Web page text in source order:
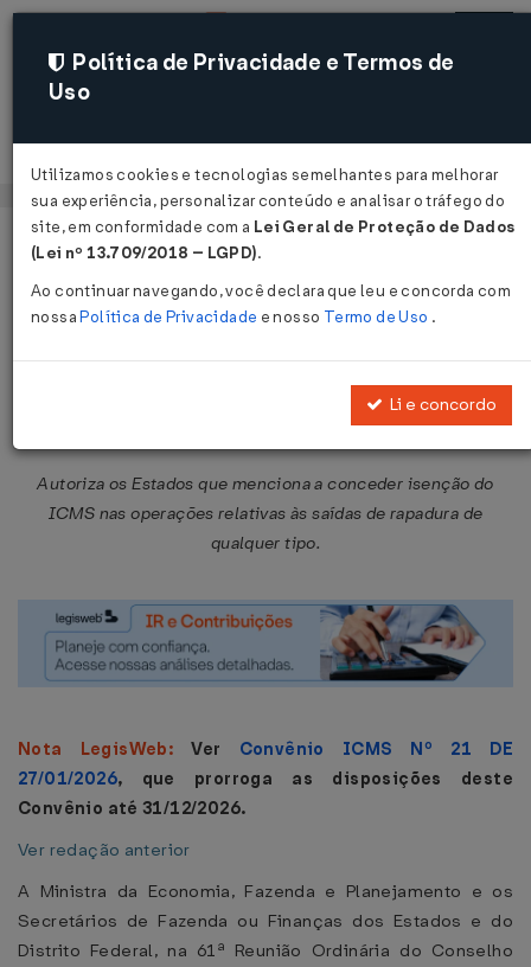
Acessar
Página Inicial Legislações
Convênio ICMS Nº 74 DE
Autoriza os Estados que menciona a conceder isenção do
ICMS nas operações relativas às saídas de rapadura de
qualquer tipo.
Nota LegisWeb:Ver Convênio ICMS Nº 21 DE
27/01/2026, que prorroga as disposições deste
Convênio até 31/12/2026.
Ver redação anterior
A Ministra da Economia, Fazenda e Planejamento e os
Secretários de Fazenda ou Finanças dos Estados e do
Distrito Federal, na 61ª Reunião Ordinária do Conselho
Política de Privacidade e Termos de
Uso
Utilizamos cookies e tecnologias semelhantes para melhorar
sua experiência, personalizar conteúdo e analisar o tráfego do
site, em conformidade com a Lei Geral de Proteção de Dados
(Lei nº 13.709/2018 – LGPD).
Ao continuar navegando, você declara que leu e concorda com
nossaPolítica de Privacidade e nosso Termo de Uso .
Li e concordo